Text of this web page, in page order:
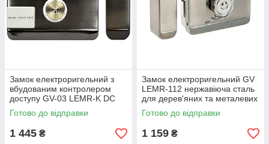
Замок електроригельний з
вбудованим контролером
доступу GV-03 LEMR-K DC
12V 2000 карт
Готово до відправки
1 445 ₴
Замок електроригельний GV
LEMR-112 нержавіюча сталь
для дерев'яних та металевих
дверей
Готово до відправки
1 159 ₴